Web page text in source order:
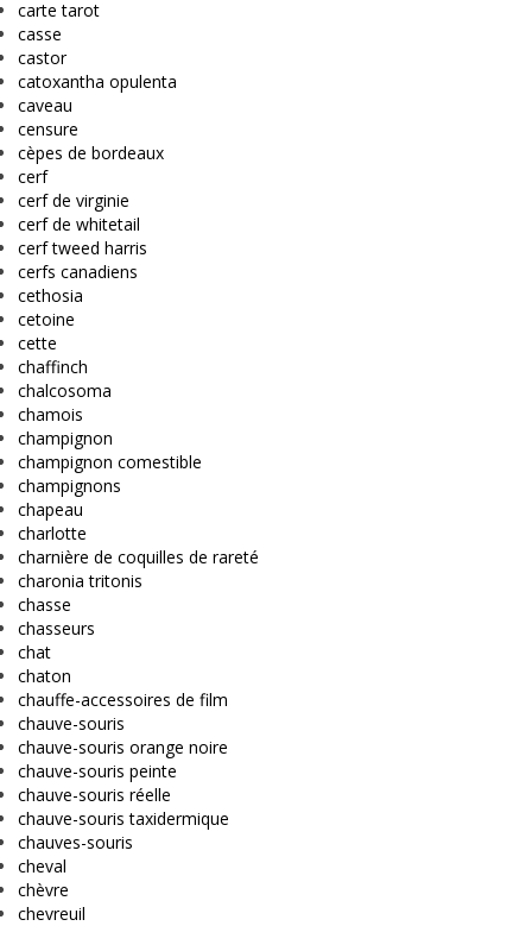
carte tarot
casse
castor
catoxantha opulenta
caveau
censure
cèpes de bordeaux
cerf
cerf de virginie
cerf de whitetail
cerf tweed harris
cerfs canadiens
cethosia
cetoine
cette
chaffinch
chalcosoma
chamois
champignon
champignon comestible
champignons
chapeau
charlotte
charnière de coquilles de rareté
charonia tritonis
chasse
chasseurs
chat
chaton
chauffe-accessoires de film
chauve-souris
chauve-souris orange noire
chauve-souris peinte
chauve-souris réelle
chauve-souris taxidermique
chauves-souris
cheval
chèvre
chevreuil